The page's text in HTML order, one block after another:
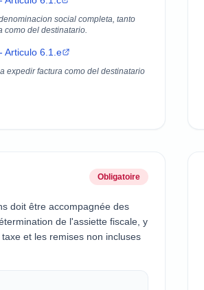
social completa, tanto
como del destinatario.
Articulo 6.1.e
expedir factura como del destinatario
Obligatoire
doit être accompagnée des
de l'assiette fiscale, y
et les remises non incluses